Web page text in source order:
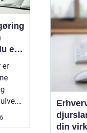
et
er
de
der
djursland
din